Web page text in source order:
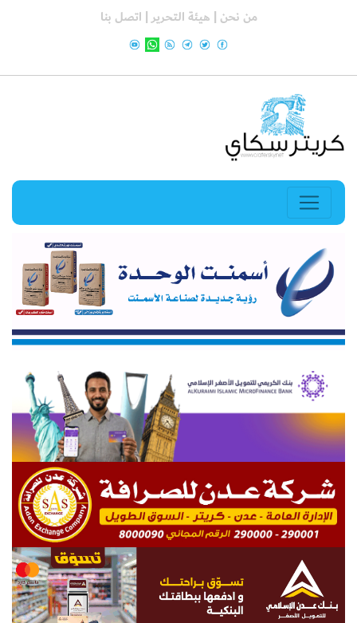
من نحن | هيئة التحرير | اتصل بنا